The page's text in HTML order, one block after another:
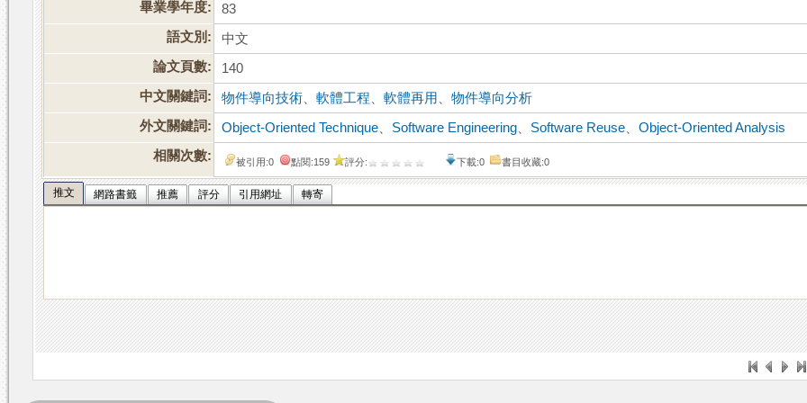
畢業學年度:
83
語文別:
中文
論文頁數:
140
中文關鍵詞:
物件導向技術 、軟體工程 、軟體再用 、物件導向分析
外文關鍵詞:
Object-Oriented Technique Software Engineering Software Reuse 、Object-Oriented Analysis
相關次數:
被引用:0 點閱:159 評分: 下載:0 書目收藏:0
推文 網路書籤 推薦 評分 引用網址 轉寄